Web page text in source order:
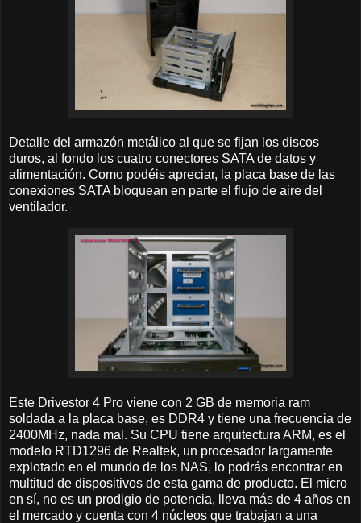
Detalle del armazón metálico al que se fijan los discos
duros, al fondo los cuatro conectores SATA de datos y
alimentación. Como podéis apreciar, la placa base de las
conexiones SATA bloquean en parte el flujo de aire del
ventilador.
Este Drivestor 4 Pro viene con 2 GB de memoria ram
soldada a la placa base, es DDR4 y tiene una frecuencia de
2400MHz, nada mal. Su CPU tiene arquitectura ARM, es el
modelo RTD1296 de Realtek, un procesador largamente
explotado en el mundo de los NAS, lo podrás encontrar en
multitud de dispositivos de esta gama de producto. El micro
en sí, no es un prodigio de potencia, lleva más de 4 años en
el mercado y cuenta con 4 núcleos que trabajan a una